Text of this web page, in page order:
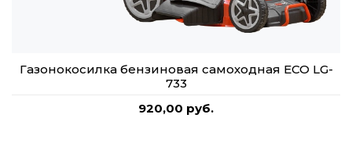
Газонокосилка бензиновая самоходная ECO LG-
733
920,00 руб.